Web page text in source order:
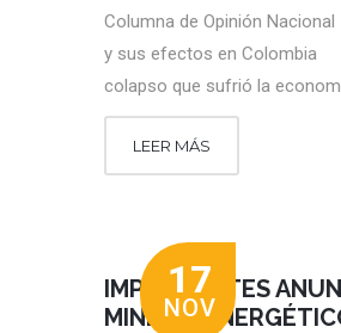
Columna de Opinión
y sus efectos en Colombia
colapso que sufrió la
LEER MÁS
17
NOV
IMPORTANTES
MINERO-